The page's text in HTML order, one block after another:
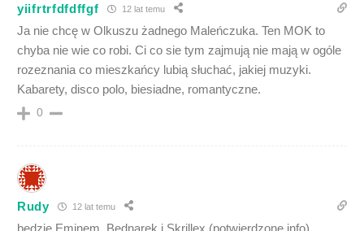
yiifrtrfdfdffgf 12 lat temu
Ja nie chcę w Olkuszu żadnego Maleńczuka. Ten MOK to
chyba nie wie co robi. Ci co sie tym zajmują nie mają w ogóle
rozeznania co mieszkańcy lubią słuchać, jakiej muzyki.
Kabarety, disco polo, biesiadne, romantyczne.
0
Rudy 12 lat temu